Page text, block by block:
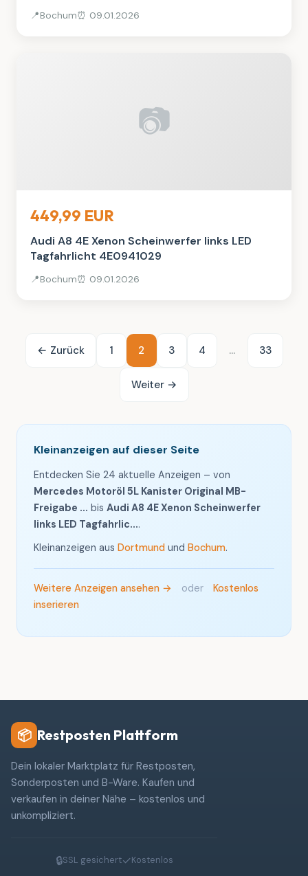
📍Bochum⏰ 09.01.2026
📷
449,99 EUR
Audi A8 4E Xenon Scheinwerfer links LED
Tagfahrlicht 4E0941029
📍Bochum⏰ 09.01.2026
← Zurück 1 2 3 4 ... 33
Weiter →
Kleinanzeigen auf dieser Seite
Entdecken Sie 24 aktuelle Anzeigen – von
Mercedes Motoröl 5L Kanister Original MB-
Freigabe ... bis Audi A8 4E Xenon Scheinwerfer
links LED Tagfahrlic....
Kleinanzeigen aus Dortmund und Bochum.
Weitere Anzeigen ansehen → oder
Kostenlos
inserieren
📦 Restposten Plattform
Dein lokaler Marktplatz für Restposten,
Sonderposten und B-Ware. Kaufen und
verkaufen in deiner Nähe – kostenlos und
unkompliziert.
🔒SSL gesichert✓Kostenlos